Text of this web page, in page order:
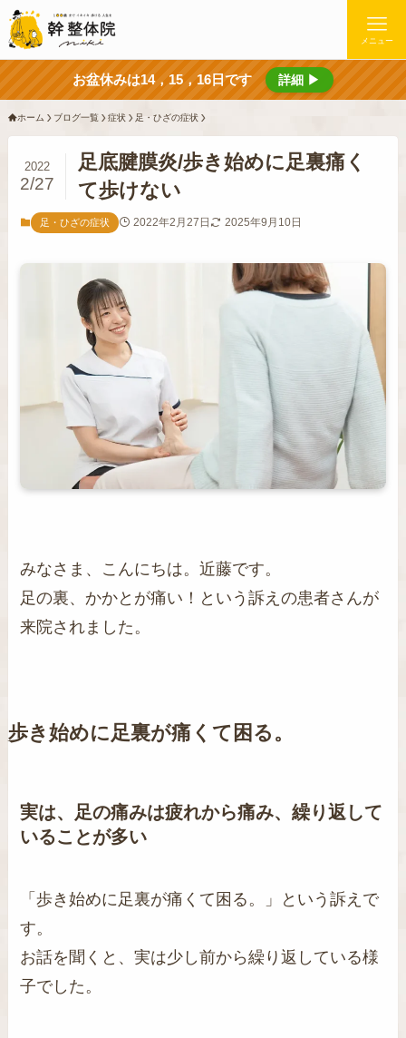
メニュー
お盆休みは14，15，16日です 詳細 ▶
ホーム ブログ一覧 症状 足・ひざの症状
足底腱膜炎/歩き始めに足裏痛く
て歩けない
2022
2/27
足・ひざの症状 2022年2月27日 2025年9月10日
みなさま、こんにちは。近藤です。
足の裏、かかとが痛い！という訴えの患者さんが
来院されました。
歩き始めに足裏が痛くて困る。
実は、足の痛みは疲れから痛み、繰り返して
いることが多い
「歩き始めに足裏が痛くて困る。」という訴えで
す。
お話を聞くと、実は少し前から繰り返している様
子でした。